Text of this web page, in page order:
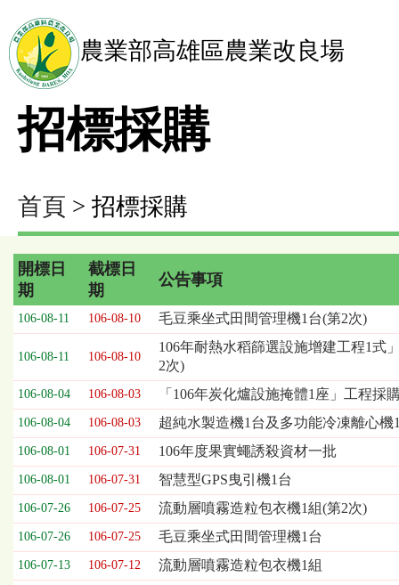
農業部高雄區農業改良場
招標採購
首頁 > 招標採購
招
標
採
列
表，
欄
位
依
序
為：
標
日
開標日
期
截標日
期
公告事項
106-08-11 106-08-10 毛豆乘坐式田間管理機1台(第2次)
106-08-11 106-08-10
106年耐熱水稻篩選設施增建工程1式
2次)
106-08-04 106-08-03 「106年炭化爐設施掩體1座」工程採
106-08-04 106-08-03 超純水製造機1台及多功能冷凍離心機
106-08-01 106-07-31 106年度果實蠅誘殺資材一批
106-08-01 106-07-31 智慧型GPS曳引機1台
106-07-26 106-07-25 流動層噴霧造粒包衣機1組(第2次)
106-07-26 106-07-25 毛豆乘坐式田間管理機1台
106-07-13 106-07-12 流動層噴霧造粒包衣機1組